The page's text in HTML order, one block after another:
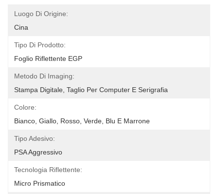
Luogo Di Origine:
Cina
Tipo Di Prodotto:
Foglio Riflettente EGP
Metodo Di Imaging:
Stampa Digitale, Taglio Per Computer E Serigrafia
Colore:
Bianco, Giallo, Rosso, Verde, Blu E Marrone
Tipo Adesivo:
PSA Aggressivo
Tecnologia Riflettente:
Micro Prismatico